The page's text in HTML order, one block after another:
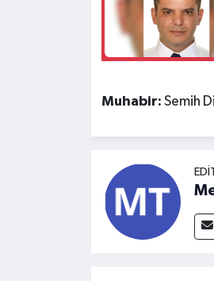
Muhabir: Semih